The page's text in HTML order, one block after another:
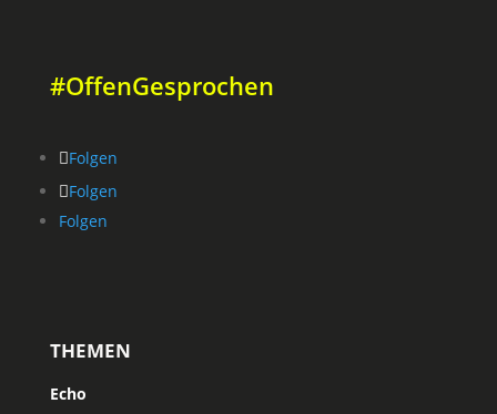
#OffenGesprochen
Folgen
Folgen
Folgen
THEMEN
Echo